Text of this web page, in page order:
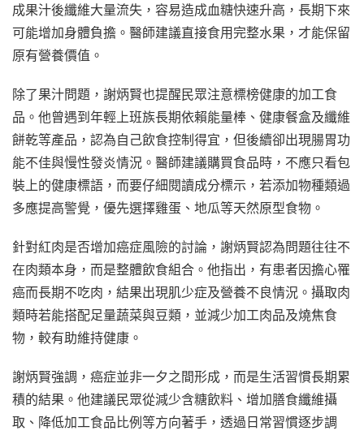
成果汁後纖維大量流失，容易造成血糖快速升高，長期下來
可能增加身體負擔。醫師建議直接食用完整水果，才能保留
原有營養價值。
除了果汁問題，謝炳賢也提醒民眾注意標榜健康的加工食
品。他曾遇到年輕上班族長期依賴能量棒、健康餐盒及纖維
餅乾等產品，認為自己飲食控制得宜，但後續卻出現腸胃功
能不佳與慢性發炎情況。醫師建議購買食品時，不應只看包
裝上的健康標語，而要仔細閱讀成分標示，若添加物種類過
多應提高警覺，優先選擇雞蛋、地瓜等天然原型食物。
針對紅肉是否增加癌症風險的討論，謝炳賢認為問題往往不
在肉類本身，而是整體飲食組合。他指出，有患者因擔心罹
癌而長期不吃肉，結果出現肌少症及營養不良情況。攝取肉
類時若能搭配足量蔬菜與豆類，並減少加工肉品及燒焦食
物，較有助維持健康。
謝炳賢強調，癌症並非一夕之間形成，而是生活習慣長期累
積的結果。他建議民眾從減少含糖飲料、增加膳食纖維攝
取、降低加工食品比例等方向著手，透過日常習慣逐步調